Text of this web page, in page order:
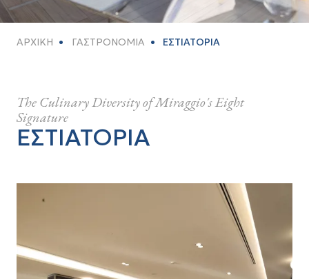
ΑΡΧΙΚΗ ΓΑΣΤΡΟΝΟΜΙΑ ΕΣΤΙΑΤΟΡΙΑ
The Culinary Diversity of Miraggio's Eight
Signature
ΕΣΤΙΑΤΟΡΙΑ